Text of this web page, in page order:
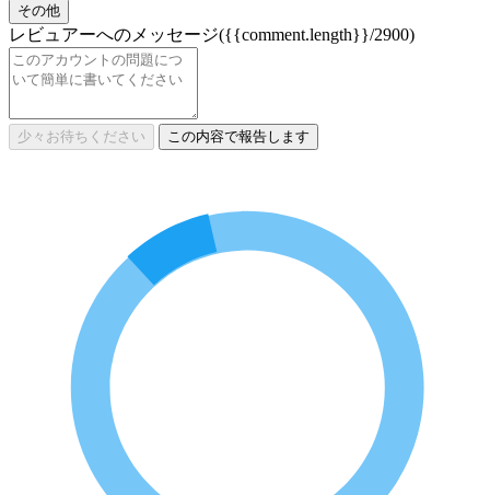
その他
レビュアーへのメッセージ({{comment.length}}/2900)
少々お待ちください この内容で報告します